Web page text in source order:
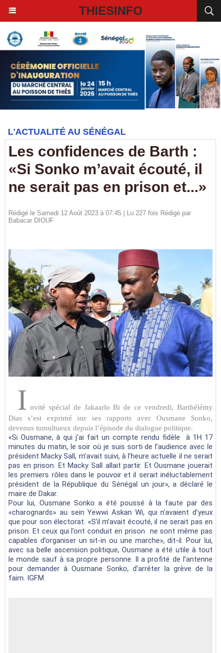
THIESINFO
L'ACTUALITÉ AU SÉNÉGAL
Les confidences de Barth :
«Si Sonko m’avait écouté, il
ne serait pas en prison et...»
Rédigé le Samedi 12 Août 2023 à 07:45 | Lu 227 fois Rédigé par
Babacar DIOUF
I nvité spécial de Jakaarlo Bi de ce vendredi, Barthélémy
Dias s’est exprimé sur ses rapports avec Ousmane Sonko,
devenus tumultueux depuis l’épisode du dialogue politique.
«Si Ousmane, à qui j’ai fait un compte rendu fidèle à 1H 17
minutes du matin, le soir où je suis sorti de l’audience avec le
président Macky Sall, m’avait suivi, à l’heure actuelle il ne serait
pas en prison. Et Macky Sall allait partir. Et Ousmane jouerait
les premiers rôles dans le pouvoir et il serait inéluctablement
président de la République du Sénégal un jour», a déclaré le
maire de Dakar.
Pour lui, Ousmane Sonko a été poussé à la faute par des
«charognards» au sein Yewwi Askan Wi, qui n’avaient d’yeux
que pour son électorat. «S’il m’avait écouté, il ne serait pas en
prison. Et ceux qui l’ont conduit en prison ne sont même pas
capables d’organiser un sit-in ou une marche», dit-il. Pour lui,
avec sa belle ascension politique, Ousmane a été utile à tout
le monde sauf à sa propre personne. Il a profité de l’antenne
pour demander à Ousmane Sonko, d’arrêter la grève de la
faim. IGFM